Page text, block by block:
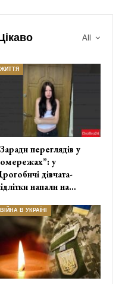
All
ЖИТТЯ
переглядів у
у
дівчата-
напали на…
ВІЙНА В УКРАЇНІ